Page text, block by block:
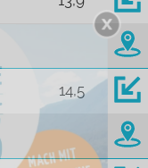
14,5